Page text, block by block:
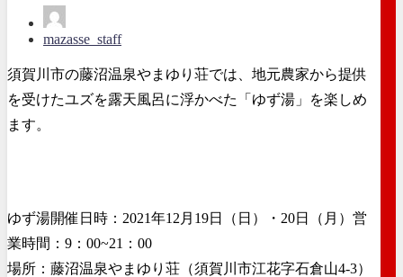
mazasse_staff
須賀川市の藤沼温泉やまゆり荘では、地元農家から提供
を受けたユズを露天風呂に浮かべた「ゆず湯」を楽しめ
ます。
ゆず湯開催日時：2021年12月19日（日）・20日（月）営
業時間：9：00~21：00
場所：藤沼温泉やまゆり荘（須賀川市江花字石倉山4-3）